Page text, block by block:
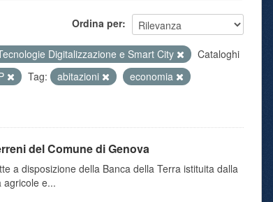
Ordina per
Digitalizzazione e Smart City
Cataloghi
Tag: abitazioni
economia
del Comune di Genova
a disposizione della Banca della Terra istituita dalla
agricole e...